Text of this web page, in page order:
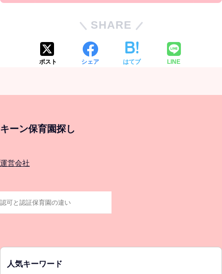
SHARE
ポスト シェア はてブ LINE
キーン保育園探し
運営会社
人気キーワード